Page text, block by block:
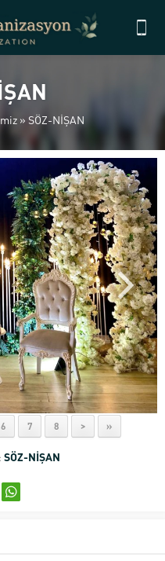
» SÖZ-NİŞAN
6 7 8 > »
SÖZ-NİŞAN